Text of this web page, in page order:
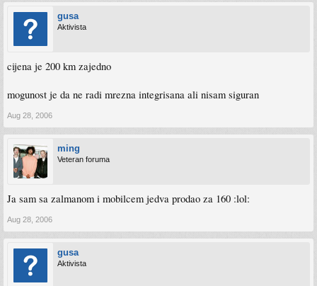
gusa
Aktivista
cijena je 200 km zajedno
mogunost je da ne radi mrezna integrisana ali nisam siguran
Aug 28, 2006
ming
Veteran foruma
Ja sam sa zalmanom i mobilcem jedva prodao za 160 :lol:
Aug 28, 2006
gusa
Aktivista